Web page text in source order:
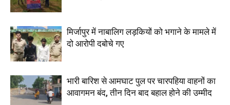
मिर्जापुर में नाबालिग लड़कियों को भगाने के मामले में
दो आरोपी दबोचे गए
भारी बारिश से आमघाट पुल पर चारपहिया वाहनों का
आवागमन बंद, तीन दिन बाद बहाल होने की उम्मीद